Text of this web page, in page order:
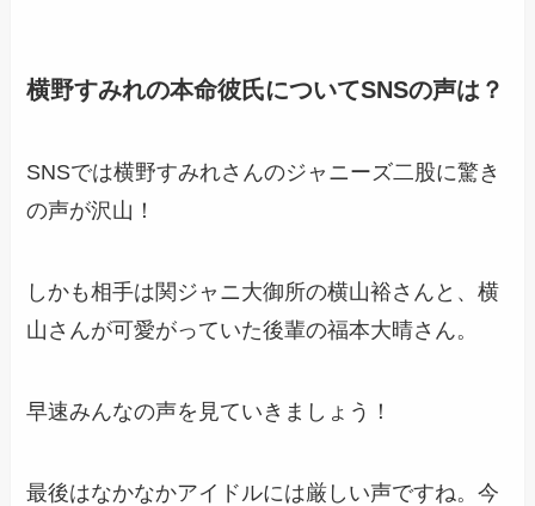
横野すみれの本命彼氏についてSNSの声は？
SNSでは横野すみれさんのジャニーズ二股に驚き
の声が沢山！
しかも相手は関ジャニ大御所の横山裕さんと、横
山さんが可愛がっていた後輩の福本大晴さん。
早速みんなの声を見ていきましょう！
最後はなかなかアイドルには厳しい声ですね。今